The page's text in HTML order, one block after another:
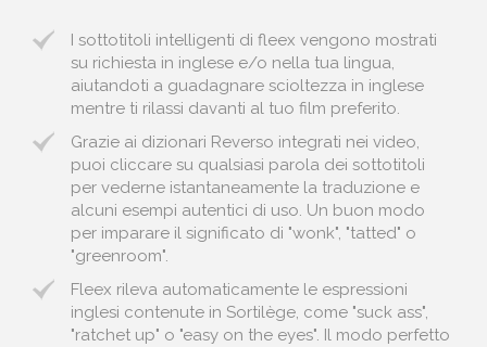
I sottotitoli intelligenti di fleex vengono mostrati
su richiesta in inglese e/o nella tua lingua,
aiutandoti a guadagnare scioltezza in inglese
mentre ti rilassi davanti al tuo film preferito.
Grazie ai dizionari Reverso integrati nei video,
puoi cliccare su qualsiasi parola dei sottotitoli
per vederne istantaneamente la traduzione e
alcuni esempi autentici di uso. Un buon modo
per imparare il significato di "wonk", "tatted" o
"greenroom".
Fleex rileva automaticamente le espressioni
inglesi contenute in Sortilège, come "suck ass",
"ratchet up" o "easy on the eyes". Il modo perfetto